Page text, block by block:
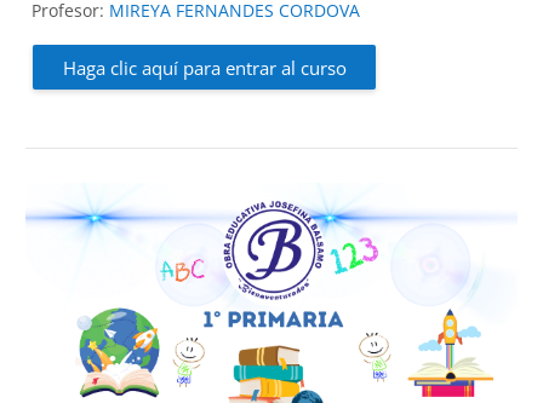
Profesor: MIREYA FERNANDES CORDOVA
Haga clic aquí para entrar al curso